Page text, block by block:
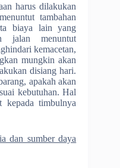
harus dilakukan
tambahan
biaya lain yang
jalan menuntut
kemacetan,
mungkin akan
disiang hari.
apakah akan
kebutuhan. Hal
kepada timbulnya
dan sumber daya